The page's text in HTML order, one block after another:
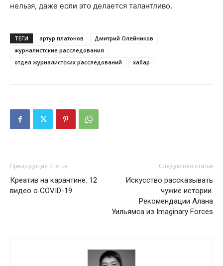
нельзя, даже если это делается талантливо.
ТЕГИ артур платонов
Дмитрий Олейников
журналистские расследования
отдел журналистских расследований
хабар
Предыдущая статья
Креатив на карантине. 12
видео о COVID-19
Следующая статья
Искусство рассказывать
чужие истории.
Рекомендации Алана
Уильямса из Imaginary Forces